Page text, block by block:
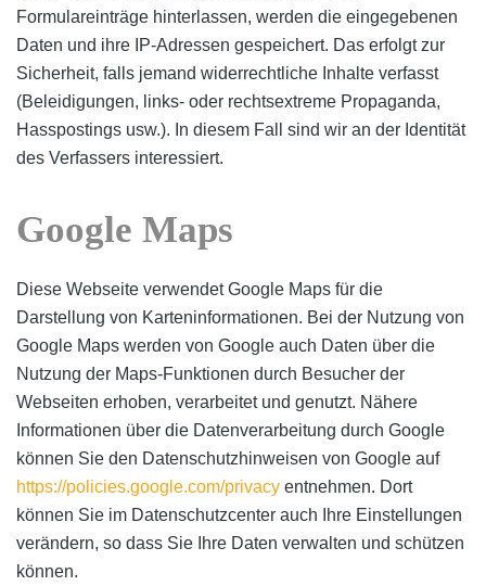
Formulareinträge hinterlassen, werden die eingegebenen
Daten und ihre IP-Adressen gespeichert. Das erfolgt zur
Sicherheit, falls jemand widerrechtliche Inhalte verfasst
(Beleidigungen, links- oder rechtsextreme Propaganda,
Hasspostings usw.). In diesem Fall sind wir an der Identität
des Verfassers interessiert.
Google Maps
Diese Webseite verwendet Google Maps für die
Darstellung von Karteninformationen. Bei der Nutzung von
Google Maps werden von Google auch Daten über die
Nutzung der Maps-Funktionen durch Besucher der
Webseiten erhoben, verarbeitet und genutzt. Nähere
Informationen über die Datenverarbeitung durch Google
können Sie den Datenschutzhinweisen von Google auf
https://policies.google.com/privacy entnehmen. Dort
können Sie im Datenschutzcenter auch Ihre Einstellungen
verändern, so dass Sie Ihre Daten verwalten und schützen
können.